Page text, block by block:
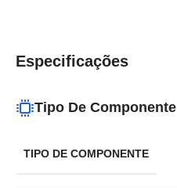
Especificações
Tipo De Componente
TIPO DE COMPONENTE